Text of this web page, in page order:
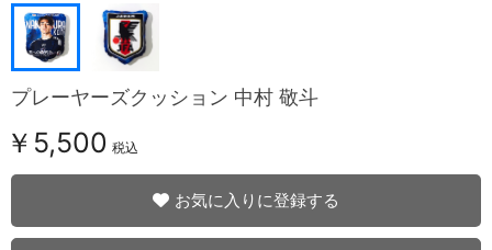
プレーヤーズクッション 中村 敬斗
￥5,500 税込
お気に入りに登録する